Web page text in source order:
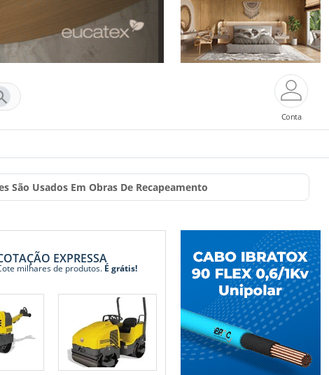
Conta
São Usados Em Obras De Recapeamento
EXPRESSA
milhares de produtos.É grátis!